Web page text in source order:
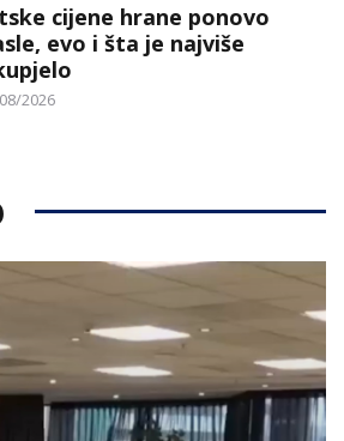
cijene hrane ponovo
evo i šta je najviše
2026